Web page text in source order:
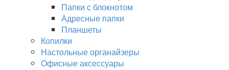
Папки с блокнотом
Адресные папки
Планшеты
Копилки
Настольные органайзеры
Офисные аксессуары